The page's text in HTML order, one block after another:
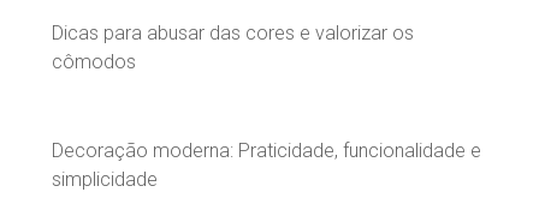
Dicas para abusar das cores e valorizar os
cômodos
Decoração moderna: Praticidade, funcionalidade e
simplicidade